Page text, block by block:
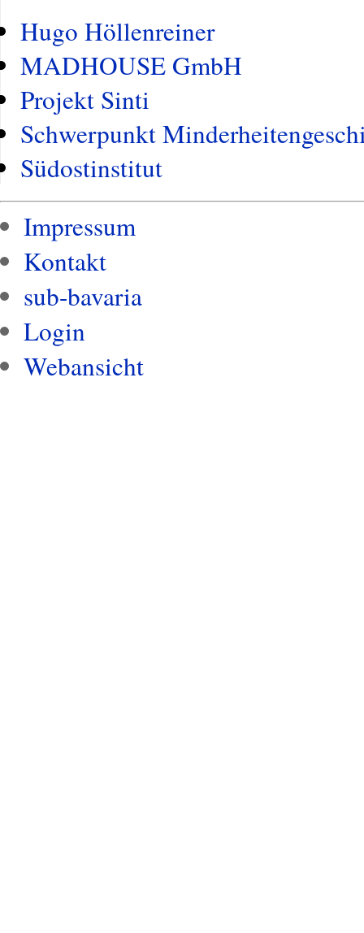
Hugo Höllenreiner
MADHOUSE GmbH
Projekt Sinti
Schwerpunkt
Südostinstitut
Impressum
Kontakt
sub-bavaria
Login
Webansicht